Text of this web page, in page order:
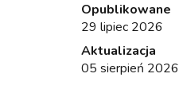
Opublikowane
29 lipiec 2026
Aktualizacja
05 sierpień 2026